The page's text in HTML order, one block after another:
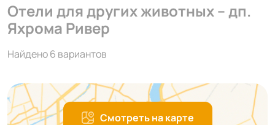
Отели для других животных – дп.
Яхрома Ривер
Найдено 6 вариантов
Смотреть на карте